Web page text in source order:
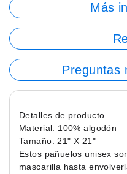
Más
Preguntas
Detalles de producto
Material: 100% algodón
Tamaño: 21" X 21"
Estos pañuelos unisex
mascarilla hasta